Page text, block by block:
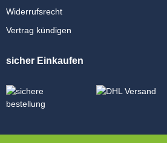
Widerrufsrecht
Vertrag kündigen
sicher Einkaufen